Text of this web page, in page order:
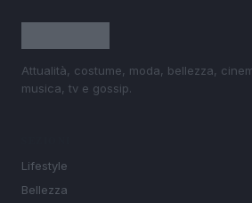
Attualità, costume, moda, bellezza,
musica, tv e gossip.
Lifestyle
Bellezza